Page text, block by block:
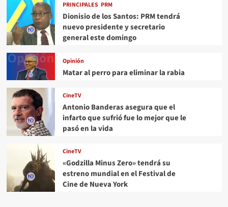
PRINCIPALES PRM
Dionisio de los Santos: PRM tendrá
nuevo presidente y secretario
general este domingo
Opinión
Matar al perro para eliminar la rabia
CineTV
Antonio Banderas asegura que el
infarto que sufrió fue lo mejor que le
pasó en la vida
CineTV
«Godzilla Minus Zero» tendrá su
estreno mundial en el Festival de
Cine de Nueva York